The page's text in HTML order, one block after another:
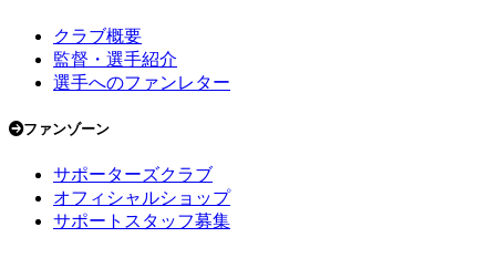
クラブ概要
監督・選手紹介
選手へのファンレター
ファンゾーン
サポーターズクラブ
オフィシャルショップ
サポートスタッフ募集